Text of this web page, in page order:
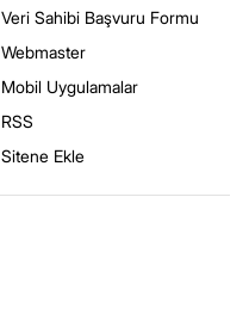
Veri Sahibi Başvuru Formu
Webmaster
Mobil Uygulamalar
RSS
Sitene Ekle